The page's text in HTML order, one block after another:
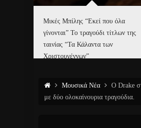
Μικές Μπίλης “Εκεί που όλα
γίνονται” Το τραγούδι τίτλων της
ταινίας “Τα Κάλαντα των
Χριστουγέννων”
Μουσικά Νέα
Ο Drake
με δύο ολοκαίνουρια τραγούδια.